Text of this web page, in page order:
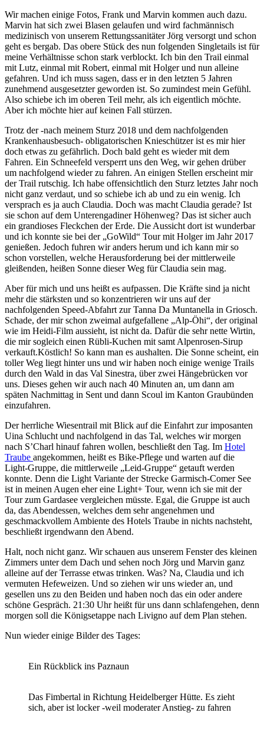
Wir machen einige Fotos, Frank und Marvin kommen auch dazu.
Marvin hat sich zwei Blasen gelaufen und wird fachmännisch
medizinisch von unserem Rettungssanitäter Jörg versorgt und schon
geht es bergab. Das obere Stück des nun folgenden Singletails ist für
meine Verhältnisse schon stark verblockt. Ich bin den Trail einmal
mit Lutz, einmal mit Robert, einmal mit Holger und nun alleine
gefahren. Und ich muss sagen, dass er in den letzten 5 Jahren
zunehmend ausgesetzter geworden ist. So zumindest mein Gefühl.
Also schiebe ich im oberen Teil mehr, als ich eigentlich möchte.
Aber ich möchte hier auf keinen Fall stürzen.
Trotz der -nach meinem Sturz 2018 und dem nachfolgenden
Krankenhausbesuch- obligatorischen Knieschützer ist es mir hier
doch etwas zu gefährlich. Doch bald geht es wieder mit dem
Fahren. Ein Schneefeld versperrt uns den Weg, wir gehen drüber
um nachfolgend wieder zu fahren. An einigen Stellen erscheint mir
der Trail rutschig. Ich habe offensichtlich den Sturz letztes Jahr noch
nicht ganz verdaut, und so schiebe ich ab und zu ein wenig. Ich
versprach es ja auch Claudia. Doch was macht Claudia gerade? Ist
sie schon auf dem Unterengadiner Höhenweg? Das ist sicher auch
ein grandioses Fleckchen der Erde. Die Aussicht dort ist wunderbar
und ich konnte sie bei der „GoWild“ Tour mit Holger im Jahr 2017
genießen. Jedoch fuhren wir anders herum und ich kann mir so
schon vorstellen, welche Herausforderung bei der mittlerweile
gleißenden, heißen Sonne dieser Weg für Claudia sein mag.
Aber für mich und uns heißt es aufpassen. Die Kräfte sind ja nicht
mehr die stärksten und so konzentrieren wir uns auf der
nachfolgenden Speed-Abfahrt zur Tanna Da Muntanella in Griosch.
Schade, der mir schon zweimal aufgefallene „Alp-Öhi“, der original
wie im Heidi-Film aussieht, ist nicht da. Dafür die sehr nette Wirtin,
die mir sogleich einen Rübli-Kuchen mit samt Alpenrosen-Sirup
verkauft.Köstlich! So kann man es aushalten. Die Sonne scheint, ein
toller Weg liegt hinter uns und wir haben noch einige wenige Trails
durch den Wald in das Val Sinestra, über zwei Hängebrücken vor
uns. Dieses gehen wir auch nach 40 Minuten an, um dann am
späten Nachmittag in Sent und dann Scoul im Kanton Graubünden
einzufahren.
Der herrliche Wiesentrail mit Blick auf die Einfahrt zur imposanten
Uina Schlucht und nachfolgend in das Tal, welches wir morgen
nach S’Charl hinauf fahren wollen, beschließt den Tag. Im Hotel
Traube angekommen, heißt es Bike-Pflege und warten auf die
Light-Gruppe, die mittlerweile „Leid-Gruppe“ getauft werden
konnte. Denn die Light Variante der Strecke Garmisch-Comer See
ist in meinen Augen eher eine Light+ Tour, wenn ich sie mit der
Tour zum Gardasee vergleichen müsste. Egal, die Gruppe ist auch
da, das Abendessen, welches dem sehr angenehmen und
geschmackvollem Ambiente des Hotels Traube in nichts nachsteht,
beschließt irgendwann den Abend.
Halt, noch nicht ganz. Wir schauen aus unserem Fenster des kleinen
Zimmers unter dem Dach und sehen noch Jörg und Marvin ganz
alleine auf der Terrasse etwas trinken. Was? Na, Claudia und ich
vermuten Hefeweizen. Und so ziehen wir uns wieder an, und
gesellen uns zu den Beiden und haben noch das ein oder andere
schöne Gespräch. 21:30 Uhr heißt für uns dann schlafengehen, denn
morgen soll die Königsetappe nach Livigno auf dem Plan stehen.
Nun wieder einige Bilder des Tages:
Ein Rückblick ins Paznaun
Das Fimbertal in Richtung Heidelberger Hütte. Es zieht
sich, aber ist locker -weil moderater Anstieg- zu fahren